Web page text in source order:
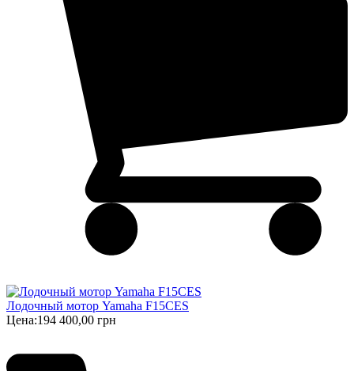
Лодочный мотор Yamaha F15CES
Цена:194 400,00 грн